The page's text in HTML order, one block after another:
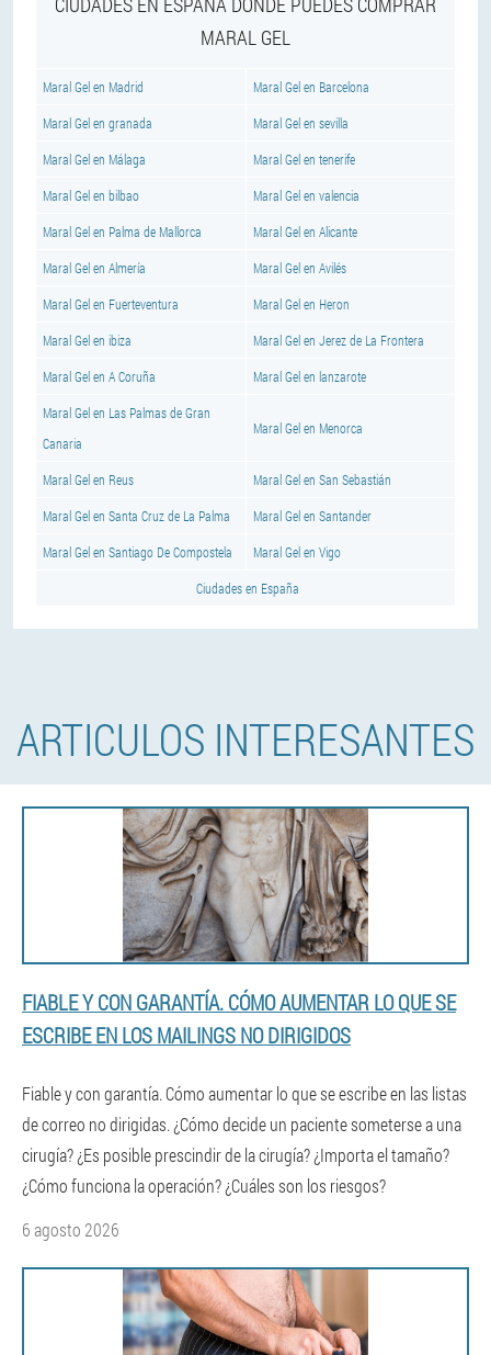
MARAL GEL
Maral Gel en Madrid Maral Gel en Barcelona
Maral Gel en granada Maral Gel en sevilla
Maral Gel en Málaga Maral Gel en tenerife
Maral Gel en bilbao Maral Gel en valencia
Maral Gel en Palma de Mallorca Maral Gel en Alicante
Maral Gel en Almería Maral Gel en Avilés
Maral Gel en Fuerteventura Maral Gel en Heron
Maral Gel en ibiza Maral Gel en Jerez de La Frontera
Maral Gel en A Coruña Maral Gel en lanzarote
Maral Gel en Las Palmas de Gran
Canaria
Maral Gel en Menorca
Maral Gel en Reus Maral Gel en San Sebastián
Maral Gel en Santa Cruz de La Palma Maral Gel en Santander
Maral Gel en Santiago De Compostela Maral Gel en Vigo
Ciudades en España
ARTICULOS INTERESANTES
FIABLE Y CON GARANTÍA. CÓMO AUMENTAR LO QUE SE
ESCRIBE EN LOS MAILINGS NO DIRIGIDOS
Fiable y con garantía. Cómo aumentar lo que se escribe en las listas
de correo no dirigidas. ¿Cómo decide un paciente someterse a una
cirugía? ¿Es posible prescindir de la cirugía? ¿Importa el tamaño?
¿Cómo funciona la operación? ¿Cuáles son los riesgos?
6 agosto 2026